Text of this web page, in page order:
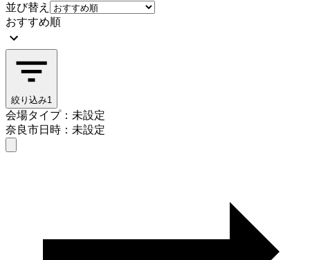
並び替え
おすすめ順
絞り込み1
会場タイプ：未設定
奈良市日時：未設定